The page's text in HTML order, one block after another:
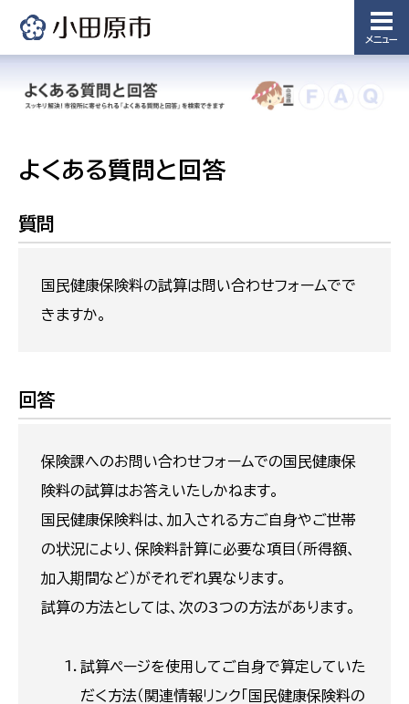
メニュー
よくある質問と回答
質問
国民健康保険料の試算は問い合わせフォームでで
きますか。
回答
保険課へのお問い合わせフォームでの国民健康保
険料の試算はお答えいたしかねます。
国民健康保険料は、加入される方ご自身やご世帯
の状況により、保険料計算に必要な項目（所得額、
加入期間など）がそれぞれ異なります。
試算の方法としては、次の3つの方法があります。
試算ページを使用してご自身で算定していた
だく方法（関連情報リンク「国民健康保険料の